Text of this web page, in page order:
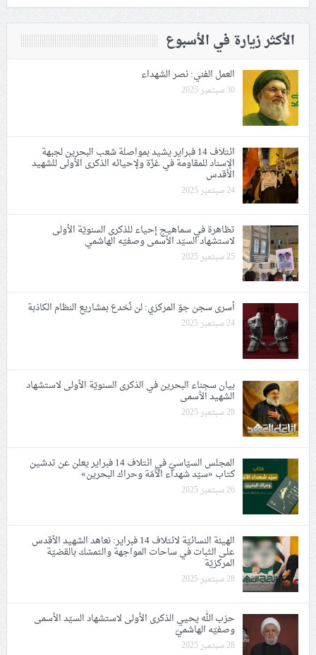
الأكثر زيارة في الأسبوع
العمل الفني: نصر الشهداء
30 سبتمبر 2025
ائتلاف 14 فبراير يشيد بمواصلة شعب البحرين لجبهة
الإسناد للمقاومة في غزّة ولإحيائه الذكرى الأولى للشهيد
الأقدس
24 سبتمبر 2025
تظاهرة في سماهيج إحياء للذكرى السنويّة الأولى
لاستشهاد السيّد الأسمى وصفيّه الهاشمي
25 سبتمبر 2025
أسرى سجن جوّ المركزي: لن نُخدع بمشاريع النظام الكاذبة
24 سبتمبر 2025
بيان سجناء البحرين في الذكرى السنويّة الأولى لاستشهاد
الشهيد الأسمى
28 سبتمبر 2025
المجلس السيّاسيّ في ائتلاف 14 فبراير يعلن عن تدشين
كتاب «سيّد شهداء الأمّة وحراك البحرين»
26 سبتمبر 2025
الهيئة النسائيّة لائتلاف 14 فبراير: نعاهد الشهيد الأقدس
على الثبات في ساحات المواجهة والتمسّك بالقضيّة
المركزيّة
28 سبتمبر 2025
حزب الله يحيي الذكرى الأولى لاستشهاد السيّد الأسمى
وصفيّه الهاشميّ
28 سبتمبر 2025